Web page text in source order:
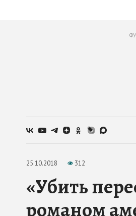
25.10.2018 312
«Убить
романом